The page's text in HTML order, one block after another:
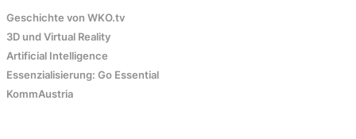
Geschichte von WKO.tv
3D und Virtual Reality
Artificial Intelligence
Essenzialisierung: Go Essential
KommAustria